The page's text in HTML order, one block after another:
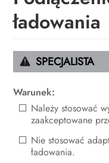
ładowania
SPECJALISTA
Warunek:
Należy stosować
zaakceptowane
Nie stosować
ładowania.
Zakres
Widok
Montaż
Obsługa